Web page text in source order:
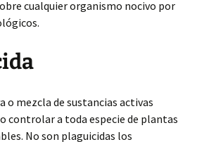
cualquier organismo nocivo por
o mezcla de sustancias activas
controlar a toda especie de plantas
No son plaguicidas los